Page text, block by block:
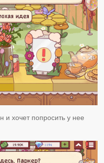
и хочет попросить у нее